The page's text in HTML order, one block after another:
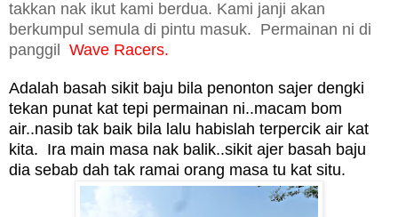
takkan nak ikut kami berdua. Kami janji akan
berkumpul semula di pintu masuk. Permainan ni di
panggil Wave Racers.
Adalah basah sikit baju bila penonton sajer dengki
tekan punat kat tepi permainan ni..macam bom
air..nasib tak baik bila lalu habislah terpercik air kat
kita. Ira main masa nak balik..sikit ajer basah baju
dia sebab dah tak ramai orang masa tu kat situ.